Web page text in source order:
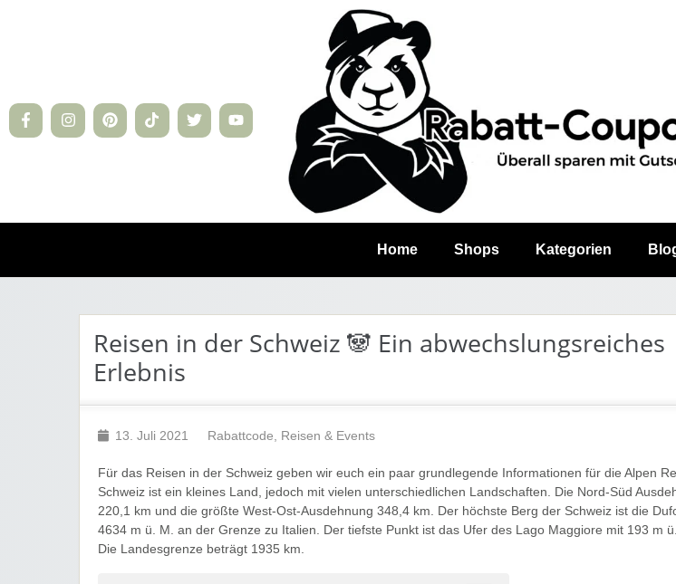
Home Shops Kategorien
Reisen in der Schweiz 🐼 Ein abwechslungsreiches
Erlebnis
13. Juli 2021 Rabattcode, Reisen & Events
Für das Reisen in der Schweiz geben wir euch ein paar grundlegende Informationen für die Alpen
Schweiz ist ein kleines Land, jedoch mit vielen unterschiedlichen Landschaften. Die Nord-Süd
220,1 km und die größte West-Ost-Ausdehnung 348,4 km. Der höchste Berg der Schweiz ist die
4634 m ü. M. an der Grenze zu Italien. Der tiefste Punkt ist das Ufer des Lago Maggiore mit 193 m
Die Landesgrenze beträgt 1935 km.